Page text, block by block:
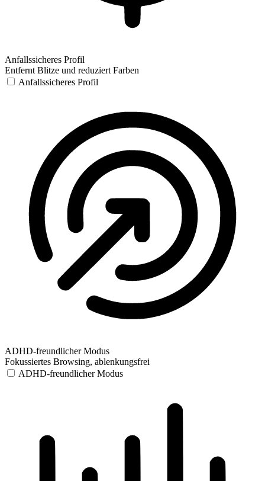
Anfallssicheres Profil
Entfernt Blitze und reduziert Farben
Anfallssicheres Profil
ADHD-freundlicher Modus
Fokussiertes Browsing, ablenkungsfrei
ADHD-freundlicher Modus